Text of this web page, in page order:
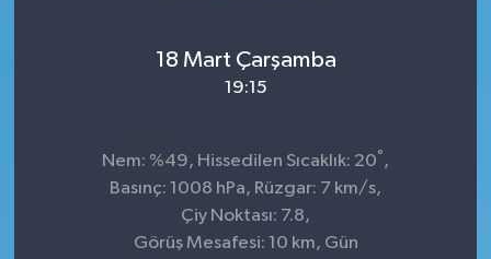
18 Mart Çarşamba
19:15
Nem: %49, Hissedilen Sıcaklık: 20° ,
Basınç: 1008 hPa, Rüzgar: 7 km/s,
Çiy Noktası: 7.8,
Görüş Mesafesi: 10 km, Gün